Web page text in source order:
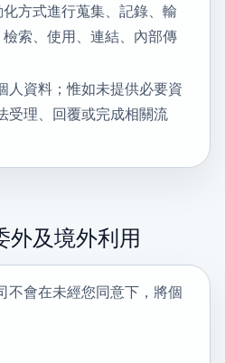
方式進行蒐集、記錄、輸
檢索、使用、連結、內部傳
人資料；惟如未提供必要資
受理、回覆或完成相關流
外及境外利用
不會在未經您同意下，將個